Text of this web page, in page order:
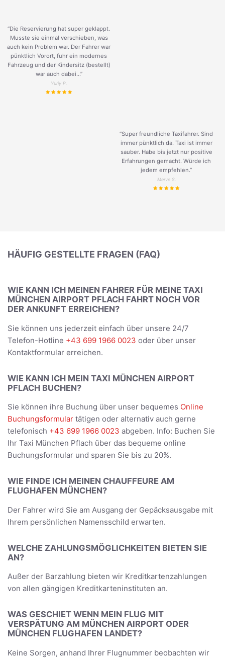
“Die Reservierung hat super geklappt.
Musste sie einmal verschieben, was
auch kein Problem war. Der Fahrer war
pünktlich Vorort, fuhr ein modernes
Fahrzeug und der Kindersitz (bestellt)
war auch dabei...”
Yuriy P.
“Super freundliche Taxifahrer. Sind
immer pünktlich da. Taxi ist immer
sauber. Habe bis jetzt nur positive
Erfahrungen gemacht. Würde ich
jedem empfehlen.”
Merve S.
HÄUFIG GESTELLTE FRAGEN (FAQ)
WIE KANN ICH MEINEN FAHRER FÜR MEINE TAXI
MÜNCHEN AIRPORT PFLACH FAHRT NOCH VOR
DER ANKUNFT ERREICHEN?
Sie können uns jederzeit einfach über unsere 24/7
Telefon-Hotline +43 699 1966 0023 oder über unser
Kontaktformular erreichen.
WIE KANN ICH MEIN TAXI MÜNCHEN AIRPORT
PFLACH BUCHEN?
Sie können ihre Buchung über unser bequemes Online
Buchungsformular tätigen oder alternativ auch gerne
telefonisch +43 699 1966 0023 abgeben. Info: Buchen Sie
Ihr Taxi München Pflach über das bequeme online
Buchungsformular und sparen Sie bis zu 20%.
WIE FINDE ICH MEINEN CHAUFFEURE AM
FLUGHAFEN MÜNCHEN?
Der Fahrer wird Sie am Ausgang der Gepäcksausgabe mit
Ihrem persönlichen Namensschild erwarten.
WELCHE ZAHLUNGSMÖGLICHKEITEN BIETEN SIE
AN?
Außer der Barzahlung bieten wir Kreditkartenzahlungen
von allen gängigen Kreditkarteninstituten an.
WAS GESCHIET WENN MEIN FLUG MIT
VERSPÄTUNG AM MÜNCHEN AIRPORT ODER
MÜNCHEN FLUGHAFEN LANDET?
Keine Sorgen, anhand Ihrer Flugnummer beobachten wir